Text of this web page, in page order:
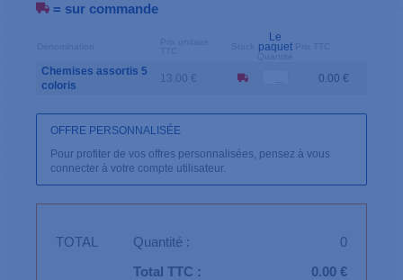
= sur commande
Le
paquet
Chemises assortis 5
coloris
13.00 € 0.00 €
OFFRE PERSONNALISÉE
Pour profiter de vos offres personnalisées, pensez à vous
connecter à votre compte utilisateur.
TOTAL Quantité :
0
Total TTC :
0.00 €